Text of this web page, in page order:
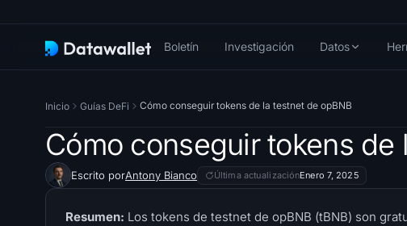
Boletín Investigación Datos
Inicio Guías DeFi Cómo conseguir tokens de la testnet de opBNB
Cómo conseguir tokens de
Escrito porAntony Bianco Última actualizaciónEnero 7, 2025
Resumen: Los tokens de testnet de opBNB (tBNB) son